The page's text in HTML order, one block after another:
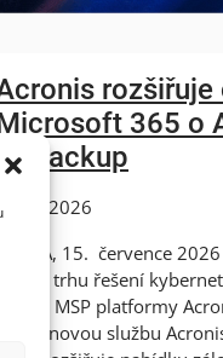
rozšiřuje
365 o
ID Backup
15. července
lídr na trhu řešení
do své MSP platformy
Cloud novou službu